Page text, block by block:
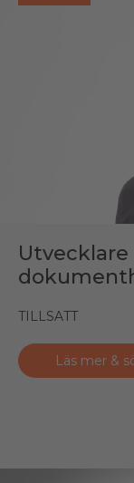
TILLSATT
Läs mer &